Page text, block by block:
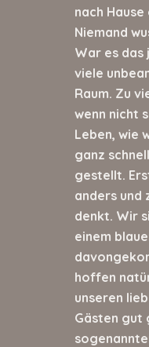
nach
Niemand
War es das
viele
Raum. Zu
wenn nicht
Leben, wie
ganz
gestellt.
anders und
denkt. Wir
einem
hoffen
unseren
Gästen gut